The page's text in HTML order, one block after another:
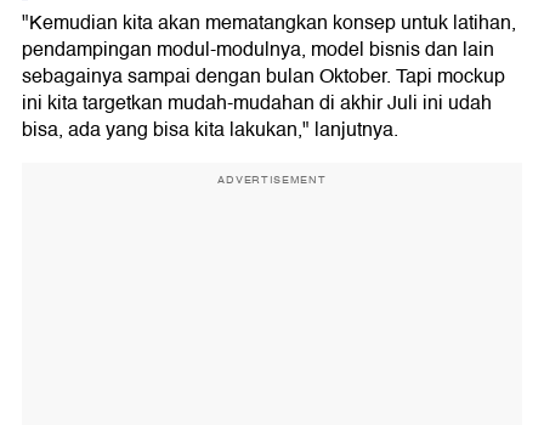
"Kemudian kita akan mematangkan konsep untuk latihan,
pendampingan modul-modulnya, model bisnis dan lain
sebagainya sampai dengan bulan Oktober. Tapi mockup
ini kita targetkan mudah-mudahan di akhir Juli ini udah
bisa, ada yang bisa kita lakukan," lanjutnya.
ADVERTISEMENT